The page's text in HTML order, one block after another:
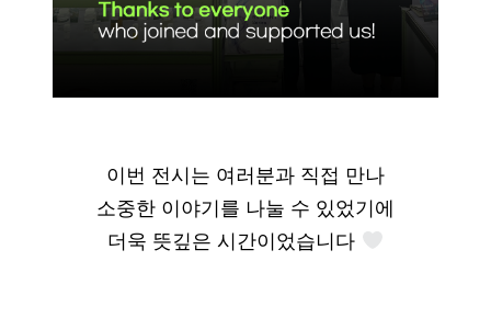
이번 전시는 여러분과 직접 만나
소중한 이야기를 나눌 수 있었기에
더욱 뜻깊은 시간이었습니다